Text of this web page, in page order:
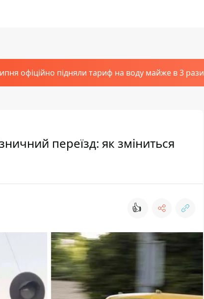
офіційно підняли тариф на воду майже в 3 рази
переїзд: як зміниться
👍